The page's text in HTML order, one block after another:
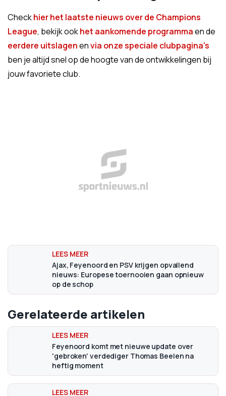
Checkhier het laatste nieuws over de Champions
League, bekijk ookhet aankomende programmaen de
eerdere uitslagenenvia onze speciale clubpagina's
ben je altijd snel op de hoogte van de ontwikkelingen bij
jouw favoriete club.
Ajax, Feyenoord en PSV krijgen opvallend
nieuws: Europese toernooien gaan opnieuw
op de schop
Gerelateerde artikelen
Feyenoord komt met nieuwe update over
'gebroken' verdediger Thomas Beelen na
heftig moment